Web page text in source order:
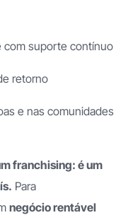
com suporte contínuo
retorno
e nas comunidades
franchising: é um
Para
negócio rentável